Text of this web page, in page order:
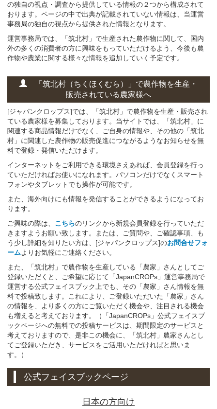
の独自の視点・調査から提供している情報の２つから構成されて
おります。ページの中で出典が記載されていない情報は、当運営
事務局の独自の視点から提供された情報となります。
運営事務局では、「筑北村」で生産された農作物に関して、国内
外の多くの消費者の方に興味をもっていただけるよう、今後も農
作物や農業に関する様々な情報を追加していく予定です。
「筑北村（ちくほくむら）」 で農作物を生産・
販売されている農家様へ
[ジャパンクロップス]では、「筑北村」で農作物を生産・販売され
ている農家様を募集しております。当サイトでは、「筑北村」に
関連する商品情報だけでなく、ご自身の情報や、その他の「筑北
村」に関連した農作物の販売促進につながるようなお知らせを無
料で登録・発信いただけます。
インターネットをご利用できる環境さえあれば、会員登録を行っ
ていただければお使いになれます。パソコンだけでなくスマート
フォンやタブレットでも操作が可能です。
また、海外向けにも情報を発信することができるようになってお
ります。
ご興味の際は、 こちらのリンクから新規会員登録を行っていただ
きますようお願い致します。または、ご質問や、ご確認事項、も
う少し詳細を知りたい方は、[ジャパンクロップス]のお問合せフォ
ームよりお気軽にご連絡ください。
また、「筑北村」で農作物を生産している「農家」さんとしてご
登録いただくと、ご希望に応じて「JapanCROPs」運営事務局で
運営する公式フェイスブック上でも、その「農家」さん情報を無
料で投稿致します。これにより、ご登録いただいた「農家」さん
の情報を、より多くの方にご覧いただく機会や、注目される機会
も増えると考えております。（「JapanCROPs」公式フェイスブ
ックページへの無料での投稿サービスは、期間限定のサービスと
考えておりますので、是非この機会に、「筑北村」農家さんとし
てご登録いただき、サービスをご活用いただければと思いま
す。）
公式フェイスブックページ
日本の方向け